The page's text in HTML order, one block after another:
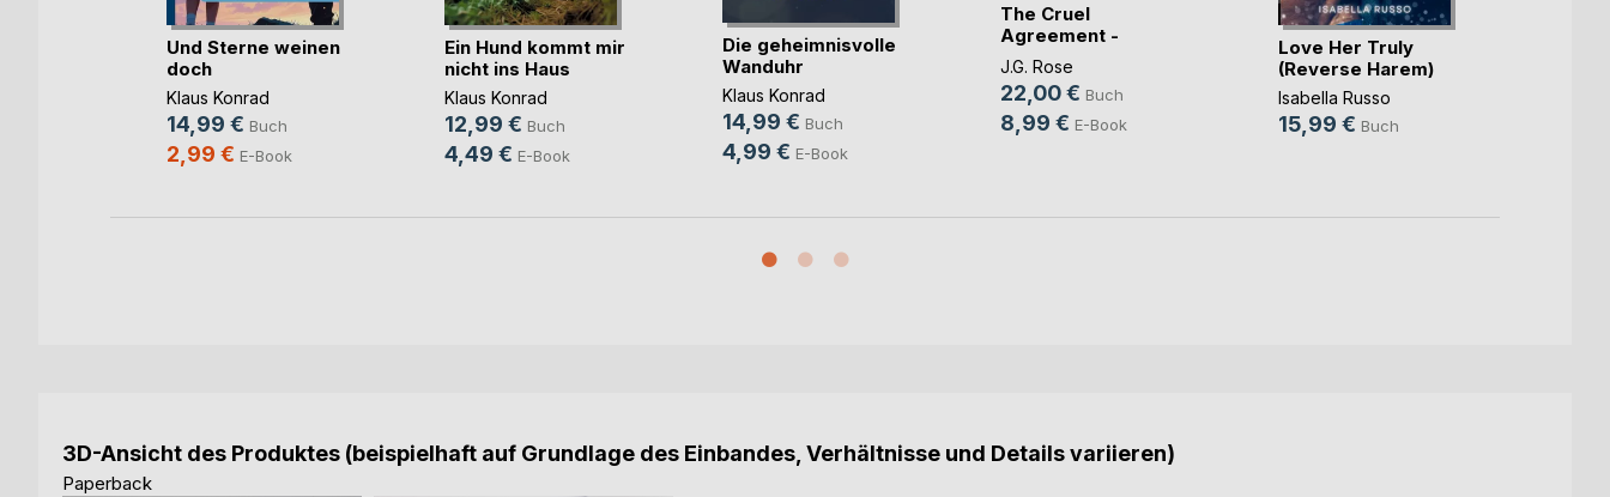
Und Sterne weinen
doch
Klaus Konrad
14,99 € Buch
2,99 € E-Book
Ein Hund kommt mir
nicht ins Haus
Klaus Konrad
12,99 € Buch
4,49 € E-Book
Die geheimnisvolle
Wanduhr
Klaus Konrad
14,99 € Buch
4,99 € E-Book
The Cruel
Agreement -
Gestohlen vo(...)
J.G. Rose
22,00 € Buch
8,99 € E-Book
Love Her Truly
(Reverse Harem)
Isabella Russo
15,99 € Buch
3D-Ansicht des Produktes (beispielhaft auf Grundlage des Einbandes, Verhältnisse und Details variieren)
Paperback